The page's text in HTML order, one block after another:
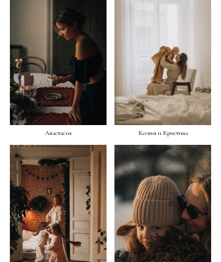
Анастасия Ксения и Кристина